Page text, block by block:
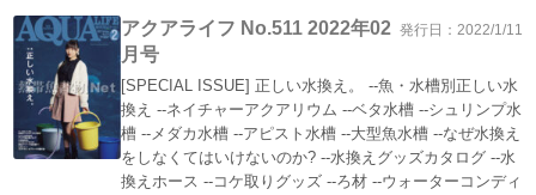
アクアライフ No.511 2022年02
月号
発行日：2022/1/11
[SPECIAL ISSUE] 正しい水換え。 --魚・水槽別正しい水
換え --ネイチャーアクアリウム --ベタ水槽 --シュリンプ水
槽 --メダカ水槽 --アピスト水槽 --大型魚水槽 --なぜ水換え
をしなくてはいけないのか? --水換えグッズカタログ --水
換えホース --コケ取りグッズ --ろ材 --ウォーターコンディ